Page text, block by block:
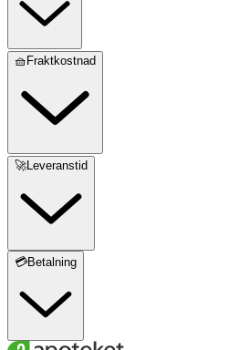
🧺Fraktkostnad
🚀Leveranstid
💳Betalning